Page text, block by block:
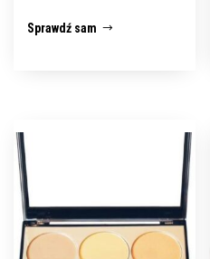
Sprawdź sam